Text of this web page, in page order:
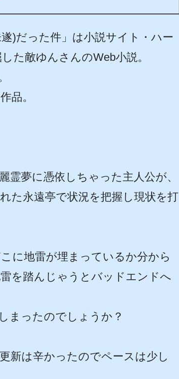
)だった件」は小説サイト・ハー
た敵ゆんさんのWeb小説。
品。
霊夢に憑依しちゃった主人公が、
た永遠亭で状況を把握し現状を打
に地雷が埋まっているか分から
を踏んじゃうとバッドエンドへ
まったのでしょうか？
新は辛かったのでペースは少し